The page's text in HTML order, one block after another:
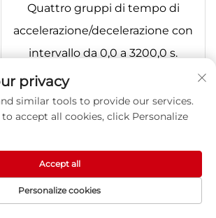
Quattro gruppi di tempo di
accelerazione/decelerazione con
intervallo da 0,0 a 3200,0 s.
Frequenza frenatura in corrente
continua: 0,00 Hz fino alla
Tempo di frenatura: da 0,0 s a 36,0
s
privacy
similar tools to provide our services.
accept all cookies, click Personalize
Personalize cookies
Accept all